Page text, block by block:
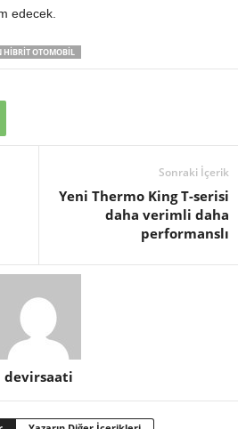
edecek.
HIBRIT OTOMOBIL
Sonraki İçerik
Yeni Thermo King T-serisi
daha verimli daha
performanslı
devirsaati